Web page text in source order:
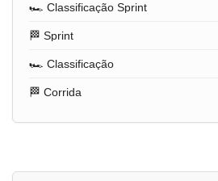
🏎️ Classificação Sprint
🏁 Sprint
🏎️ Classificação
🏁 Corrida